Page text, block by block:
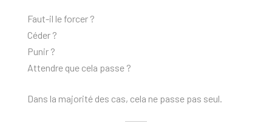
Faut-il le forcer ?
Céder ?
Punir ?
Attendre que cela passe ?
Dans la majorité des cas, cela ne passe pas seul.